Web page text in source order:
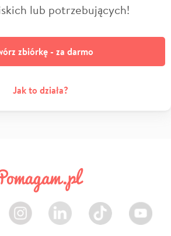
lub potrzebujących!
zbiórkę - za darmo
Jak to działa?
Instagram LinkedIn TikTok Youtube